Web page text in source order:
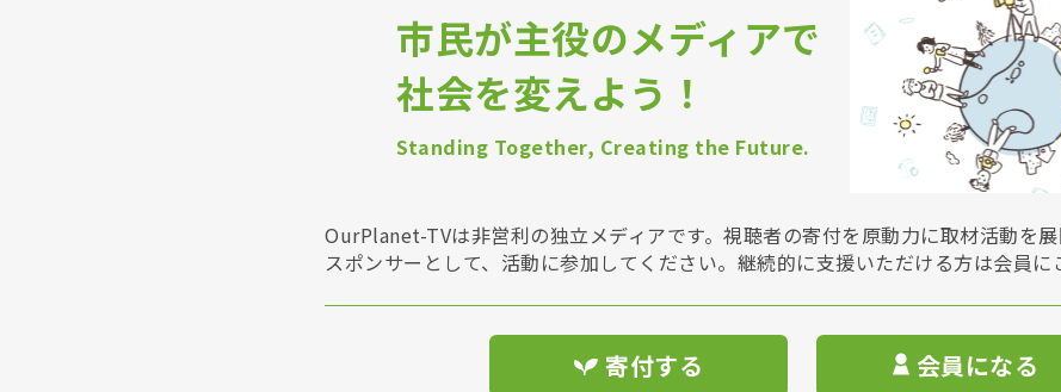
市民が主役のメディアで
社会を変えよう！
Standing Together, Creating the Future.
OurPlanet-TVは非営利の独立メディアです。視聴者の寄付を原動力に取材活動を
スポンサーとして、活動に参加してください。継続的に支援いただける方は会員に
寄付する 会員になる